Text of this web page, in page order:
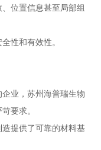
位置信息甚至局部组
性和有效性。
业，苏州海普瑞生物
要求。
提供了可靠的材料基